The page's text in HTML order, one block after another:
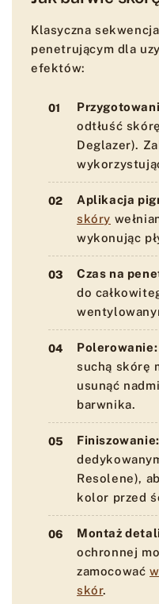
Klasyczna
penetrującym dla
efektów:
odtłuść
Deglazer).
Aplikacja
skóry
wykonując
Czas na
do
Polerowanie:
suchą skórę
usunąć
barwnika.
Finiszowanie:
Resolene),
kolor przed
Montaż
ochronnej
zamocować
skór.